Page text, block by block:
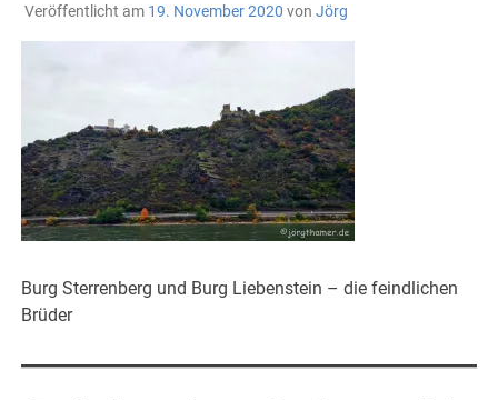
Veröffentlicht am 19. November 2020 von Jörg
Burg Sterrenberg und Burg Liebenstein – die feindlichen
Brüder